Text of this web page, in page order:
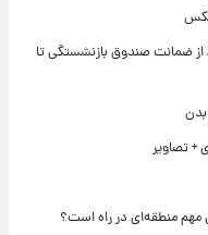
صندوق بازنشستگی تا
+ تصاویر
مهم منطقه‌ای در راه است؟